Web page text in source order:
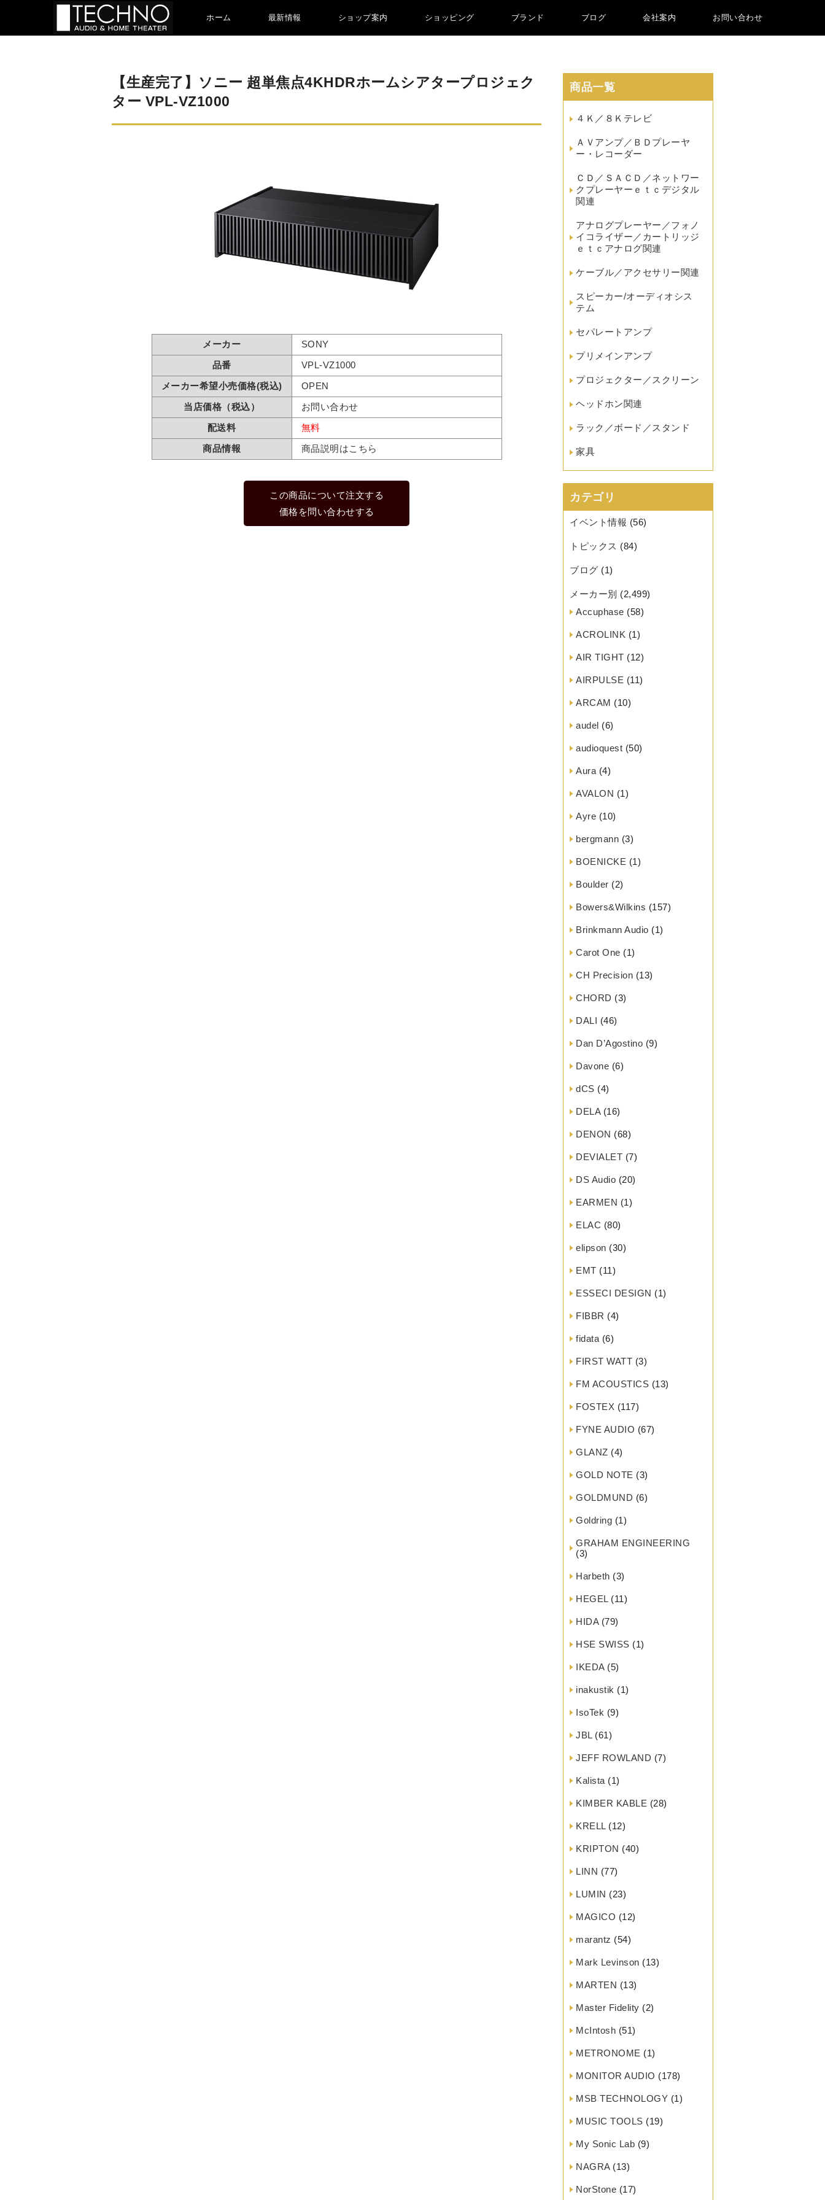
ホーム 最新情報 ショップ案内 ショッピング ブランド ブログ 会社案内 お問い合わせ
【生産完了】ソニー 超単焦点4KHDRホームシアタープロジェク
ター VPL-VZ1000
メーカー
SONY
品番
VPL-VZ1000
メーカー希望小売価格(税込)
OPEN
当店価格（税込）
お問い合わせ
配送料
無料
商品情報
商品説明はこちら
この商品について注文する
価格を問い合わせする
商品一覧
４Ｋ／８Ｋテレビ
ＡＶアンプ／ＢＤプレーヤ
ー・レコーダー
ＣＤ／ＳＡＣＤ／ネットワー
クプレーヤーｅｔｃデジタル
関連
アナログプレーヤー／フォノ
イコライザー／カートリッジ
ｅｔｃアナログ関連
ケーブル／アクセサリー関連
スピーカー/オーディオシス
テム
セパレートアンプ
プリメインアンプ
プロジェクター／スクリーン
ヘッドホン関連
ラック／ボード／スタンド
家具
カテゴリ
イベント情報 (56)
トピックス (84)
ブログ (1)
メーカー別 (2,499)
Accuphase (58)
ACROLINK (1)
AIR TIGHT (12)
AIRPULSE (11)
ARCAM (10)
audel (6)
audioquest (50)
Aura (4)
AVALON (1)
Ayre (10)
bergmann (3)
BOENICKE (1)
Boulder (2)
Bowers&Wilkins (157)
Brinkmann Audio (1)
Carot One (1)
CH Precision (13)
CHORD (3)
DALI (46)
Dan D’Agostino (9)
Davone (6)
dCS (4)
DELA(16)
DENON (68)
DEVIALET (7)
DS Audio (20)
EARMEN (1)
ELAC (80)
elipson (30)
EMT (11)
ESSECI DESIGN (1)
FIBBR (4)
fidata (6)
FIRST WATT (3)
FM ACOUSTICS (13)
FOSTEX (117)
FYNE AUDIO (67)
GLANZ (4)
GOLD NOTE (3)
GOLDMUND (6)
Goldring (1)
GRAHAM ENGINEERING
(3)
Harbeth (3)
HEGEL(11)
HIDA(79)
HSE SWISS (1)
IKEDA(5)
inakustik (1)
IsoTek (9)
JBL(61)
JEFF ROWLAND (7)
Kalista (1)
KIMBER KABLE (28)
KRELL(12)
KRIPTON (40)
LINN (77)
LUMIN (23)
MAGICO (12)
marantz (54)
Mark Levinson (13)
MARTEN (13)
Master Fidelity (2)
McIntosh (51)
METRONOME (1)
MONITOR AUDIO (178)
MSB TECHNOLOGY (1)
MUSIC TOOLS (19)
My Sonic Lab (9)
NAGRA(13)
NorStone (17)